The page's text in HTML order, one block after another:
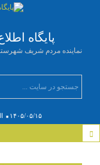
پایگاه
نماینده مردم شریف
۱۴۰۵/۰۵/۱۵